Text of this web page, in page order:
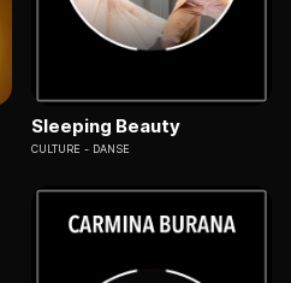
Sleeping Beauty
CULTURE DANSE